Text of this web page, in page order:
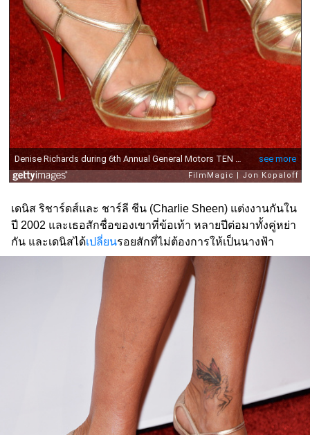
เดนิส ริชาร์ดส์และ ชาร์ลี ชีน (Charlie Sheen) แต่งงานกันใน
ปี 2002 และเธอสักชื่อของเขาที่ข้อเท้า หลายปีต่อมาทั้งคู่หย่า
กัน และเดนิสได้เปลี่ยนรอยสักที่ไม่ต้องการให้เป็นนางฟ้า